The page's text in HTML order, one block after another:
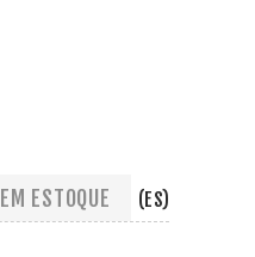
EM ESTOQUE (ES)